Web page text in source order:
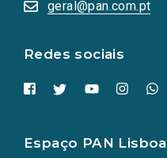
geral@pan.com.pt
Redes sociais
nova
Espaço PAN Lisboa